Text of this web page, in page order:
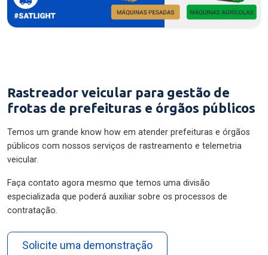
Rastreador veicular para gestão de
frotas de prefeituras e órgãos públicos
Temos um grande know how em atender prefeituras e órgãos
públicos com nossos serviços de rastreamento e telemetria
veicular.
Faça contato agora mesmo que temos uma divisão
especializada que poderá auxiliar sobre os processos de
contratação.
Solicite uma demonstração